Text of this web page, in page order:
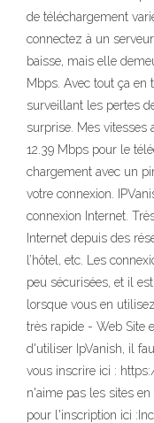
de téléchargement
connectez à un
baisse, mais elle
Mbps. Avec tout ça en
surveillant les pertes
surprise. Mes vitesses
12.39 Mbps pour le
chargement avec un
votre connexion.
connexion Internet.
Internet depuis des
l’hôtel, etc. Les
peu sécurisées, et il
lorsque vous en
très rapide - Web Site
d'utiliser IpVanish, il
vous inscrire ici :
n'aime pas les sites
pour l'inscription ici